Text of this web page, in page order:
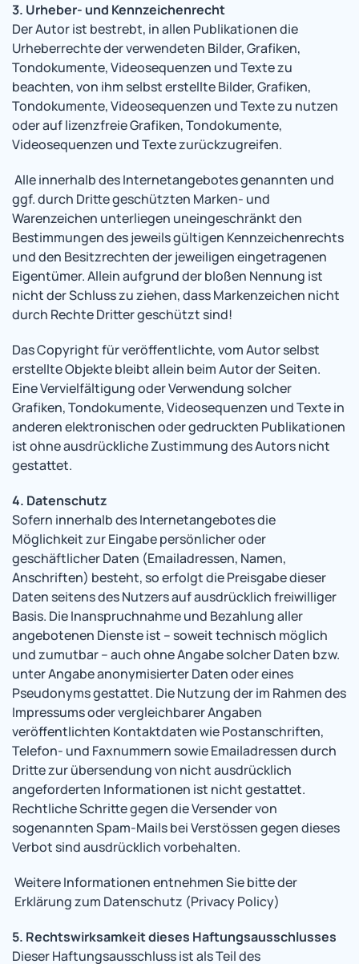
3. Urheber- und Kennzeichenrecht
Der Autor ist bestrebt, in allen Publikationen die
Urheberrechte der verwendeten Bilder, Grafiken,
Tondokumente, Videosequenzen und Texte zu
beachten, von ihm selbst erstellte Bilder, Grafiken,
Tondokumente, Videosequenzen und Texte zu nutzen
oder auf lizenzfreie Grafiken, Tondokumente,
Videosequenzen und Texte zurückzugreifen.
Alle innerhalb des Internetangebotes genannten und
ggf. durch Dritte geschützten Marken- und
Warenzeichen unterliegen uneingeschränkt den
Bestimmungen des jeweils gültigen Kennzeichenrechts
und den Besitzrechten der jeweiligen eingetragenen
Eigentümer. Allein aufgrund der bloßen Nennung ist
nicht der Schluss zu ziehen, dass Markenzeichen nicht
durch Rechte Dritter geschützt sind!
Das Copyright für veröffentlichte, vom Autor selbst
erstellte Objekte bleibt allein beim Autor der Seiten.
Eine Vervielfältigung oder Verwendung solcher
Grafiken, Tondokumente, Videosequenzen und Texte in
anderen elektronischen oder gedruckten Publikationen
ist ohne ausdrückliche Zustimmung des Autors nicht
gestattet.
4. Datenschutz
Sofern innerhalb des Internetangebotes die
Möglichkeit zur Eingabe persönlicher oder
geschäftlicher Daten (Emailadressen, Namen,
Anschriften) besteht, so erfolgt die Preisgabe dieser
Daten seitens des Nutzers auf ausdrücklich freiwilliger
Basis. Die Inanspruchnahme und Bezahlung aller
angebotenen Dienste ist – soweit technisch möglich
und zumutbar – auch ohne Angabe solcher Daten bzw.
unter Angabe anonymisierter Daten oder eines
Pseudonyms gestattet. Die Nutzung der im Rahmen des
Impressums oder vergleichbarer Angaben
veröffentlichten Kontaktdaten wie Postanschriften,
Telefon- und Faxnummern sowie Emailadressen durch
Dritte zur übersendung von nicht ausdrücklich
angeforderten Informationen ist nicht gestattet.
Rechtliche Schritte gegen die Versender von
sogenannten Spam-Mails bei Verstössen gegen dieses
Verbot sind ausdrücklich vorbehalten.
Weitere Informationen entnehmen Sie bitte der
Erklärung zum Datenschutz (Privacy Policy)
5. Rechtswirksamkeit dieses Haftungsausschlusses
Dieser Haftungsausschluss ist als Teil des